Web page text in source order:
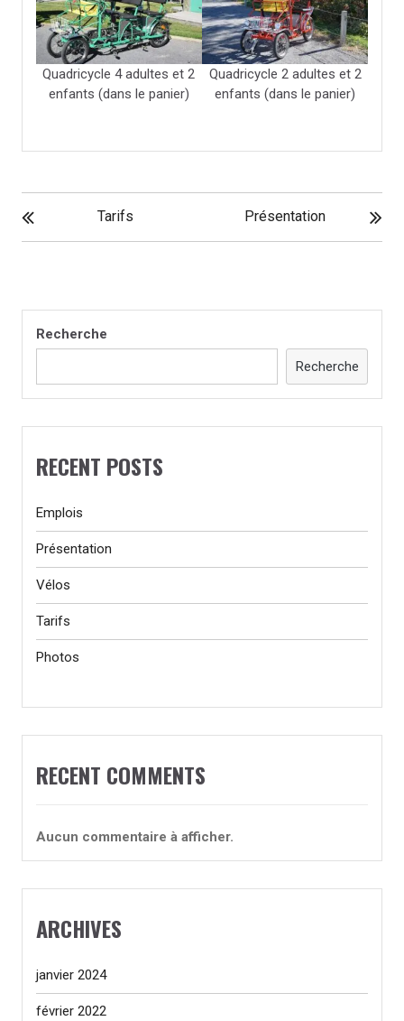
Quadricycle 4 adultes et 2
enfants (dans le panier)
Quadricycle 2 adultes et 2
enfants (dans le panier)
NAVIGATION
DE
Tarifs Présentation
Recherche
Recherche
RECENT POSTS
Emplois
Présentation
Vélos
Tarifs
Photos
RECENT COMMENTS
Aucun commentaire à afficher.
ARCHIVES
janvier 2024
février 2022